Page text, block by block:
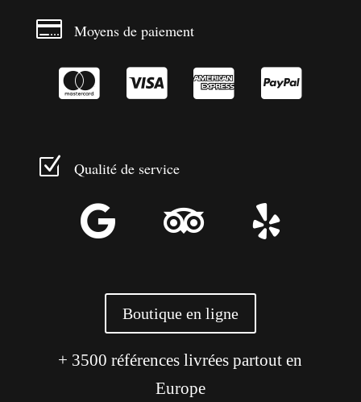
 Moyens de paiement
   
Z Qualité de service
  
Boutique en ligne
+ 3500 références livrées partout en
Europe